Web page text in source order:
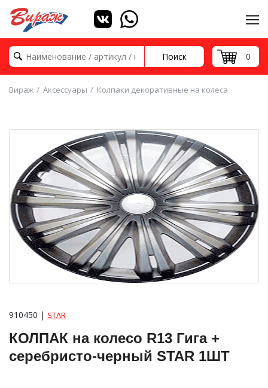
Поиск 0
Вираж Аксессуары Колпаки декоративные на колеса
910450 | STAR
КОЛПАК на колесо R13 Гига +
серебристо-черный STAR 1ШТ